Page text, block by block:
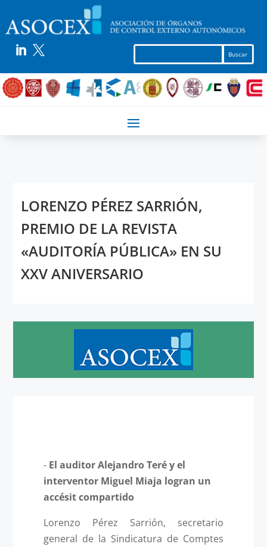
 
LORENZO PÉREZ SARRIÓN,
PREMIO DE LA REVISTA
«AUDITORÍA PÚBLICA» EN SU
XXV ANIVERSARIO
- El auditor Alejandro Teré y el
interventor Miguel Miaja logran un
accésit compartido
Lorenzo Pérez Sarrión, secretario
general de la Sindicatura de Comptes